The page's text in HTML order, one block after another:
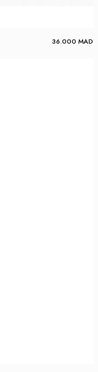
36.000 MAD